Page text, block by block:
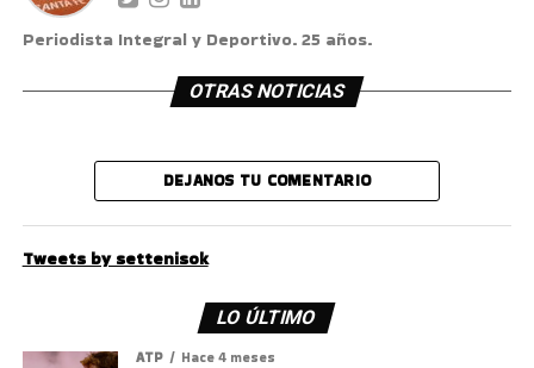
Periodista Integral y Deportivo. 25 años.
OTRAS NOTICIAS
DEJANOS TU COMENTARIO
Tweets by settenisok
LO ÚLTIMO
ATP Hace 4 meses